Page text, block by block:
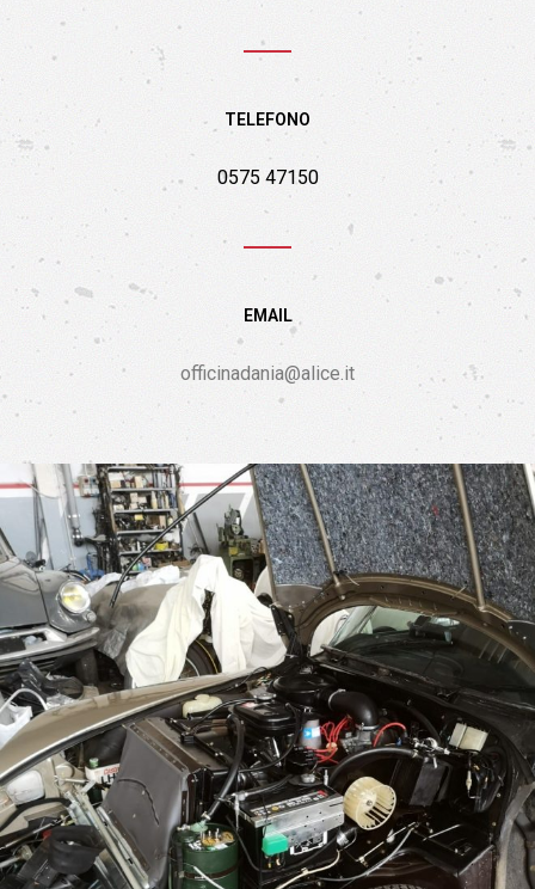
TELEFONO
0575 47150
EMAIL
officinadania@alice.it